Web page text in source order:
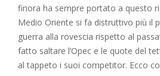
finora ha sempre portato a questo
Medio Oriente si fa distruttivo più il
guerra alla rovescia rispetto al
fatto saltare l’Opec e le quote del
al tappeto i suoi competitor. Ecco